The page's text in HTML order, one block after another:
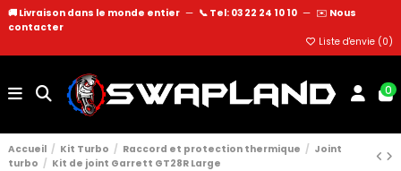
🚚 Livraison dans le monde entier — 📞 Tel: 03 22 24 10 10 — ✉️ Nous
contacter
Liste d'envie (0)
0
Accueil Kit Turbo Raccord et protection thermique
Joint
turbo
Kit de joint Garrett GT28R Large